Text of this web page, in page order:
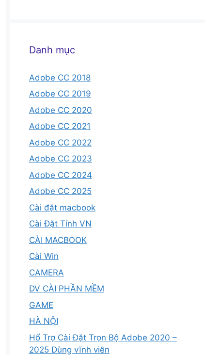
Danh mục
Adobe CC 2018
Adobe CC 2019
Adobe CC 2020
Adobe CC 2021
Adobe CC 2022
Adobe CC 2023
Adobe CC 2024
Adobe CC 2025
Cài đặt macbook
Cài Đặt Tỉnh VN
CÀI MACBOOK
Cài Win
CAMERA
DV CÀI PHẦN MỀM
GAME
HÀ NỘI
Hổ Trợ Cài Đặt Trọn Bộ Adobe 2020 –
2025 Dùng vĩnh viễn